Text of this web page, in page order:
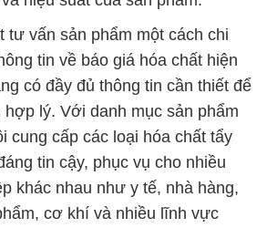
tư vấn sản phẩm một cách chi
tin về báo giá hóa chất hiện
có đầy đủ thông tin cần thiết để
lý. Với danh mục sản phẩm
cung cấp các loại hóa chất tẩy
tin cậy, phục vụ cho nhiều
khác nhau như y tế, nhà hàng,
cơ khí và nhiều lĩnh vực